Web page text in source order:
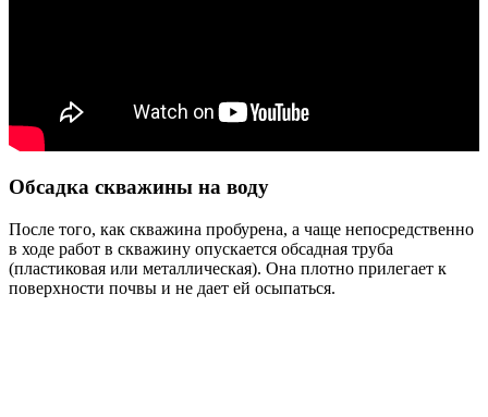
Обсадка скважины на воду
После того, как скважина пробурена, а чаще непосредственно
в ходе работ в скважину опускается обсадная труба
(пластиковая или металлическая). Она плотно прилегает к
поверхности почвы и не дает ей осыпаться.